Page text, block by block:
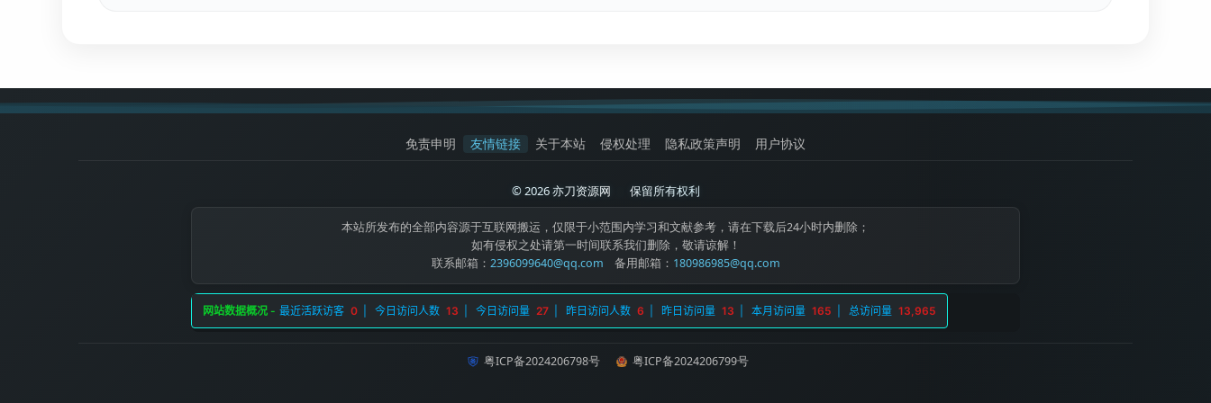
免责申明 友情链接 关于本站 侵权处理 隐私政策声明 用户协议
© 2026 亦刀资源网 保留所有权利
本站所发布的全部内容源于互联网搬运，仅限于小范围内学习和文献参考，请在下载后24小时内删除；
如有侵权之处请第一时间联系我们删除，敬请谅解！
联系邮箱： 2396099640@qq.com 备用邮箱： 180986985@qq.com
粤ICP备2024206798号 粤ICP备2024206799号